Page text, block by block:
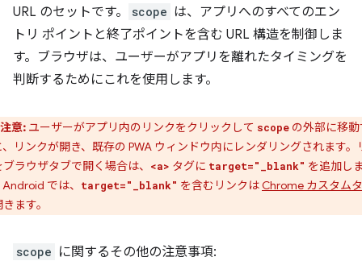
URL のセットです。
scope は、アプリへのすべてのエン
トリ ポイントと終了ポイントを含む URL 構造を制御しま
す。ブラウザは、ユーザーがアプリを離れたタイミングを
判断するためにこれを使用します。
注意: ユーザーがアプリ内のリンクをクリックして scope の外部に移
、リンクが開き、既存の PWA ウィンドウ内にレンダリングされます。
ラウザタブで開く場合は、
<a> タグに target="_blank" を追加し
では、
target="_blank" を含むリンクはChrome カスタム
ます。
scope に関するその他の注意事項: